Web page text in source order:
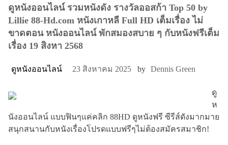
ดูหนังออนไลน์ รวมหนังดัง รางวัลออสก้า Top 50 by
Lillie 88-Hd.com หนังเกาหลี Full HD เต็มเรื่อง ไม่
ขาดตอน หนังออนไลน์ พักสมองสบาย ๆ กับหนังฟรีเต็ม
เรื่อง 19 สิงหา 2568
ดูหนังออนไลน์ 23 สิงหาคม 2025 by Dennis Green
ดู
ห
นังออนไลน์ แบบฟินๆแค่คลิก 88HD ดูหนังฟรี ซีรีส์ดังมากมาย
สนุกสนานกับหนังเรื่องโปรดแบบฟรีๆไม่ต้องสมัครสมาชิก!